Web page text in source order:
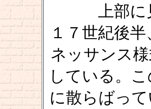
上部に
１７世紀後
ネッサンス
している。
に散らばっ